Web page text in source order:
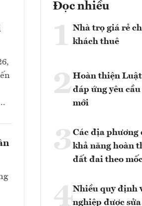
Đọc nhiều
1 Nhà trọ giá rẻ
khách thuê
2Hoàn thiện
đáp ứng yêu
mới
3 Các địa phương
khả năng hoàn
đất đai theo
4Nhiều quy định
nghiệp được